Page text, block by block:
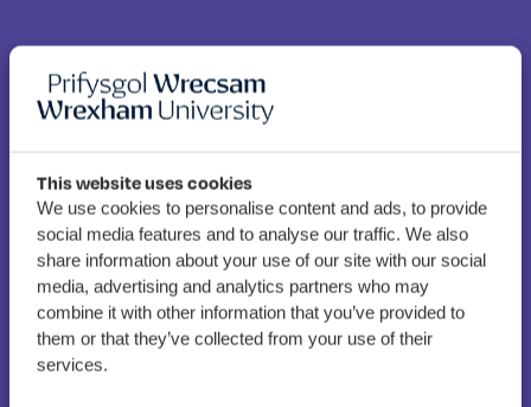
This website uses cookies
We use cookies to personalise content and ads, to provide
social media features and to analyse our traffic. We also
share information about your use of our site with our social
media, advertising and analytics partners who may
combine it with other information that you’ve provided to
them or that they’ve collected from your use of their
services.
Prifysgol Wrecsam yn
cynllunio rhaglen orlawn o
weithgareddau Cymraeg
ar gyfer yr Eisteddfod
Genedlaethol